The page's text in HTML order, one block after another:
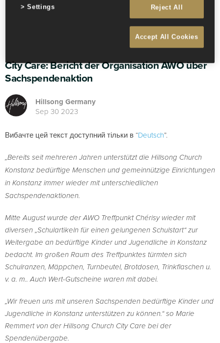
City Care: Bericht der Organisation AWO über
Sachspendenaktion
Hillsong Germany
Sep 30 2023
Вибачте цей текст доступний тільки в “Deutsch”.
„Bereits seit mehreren Jahren unterstützt die Hillsong Church
Konstanz bedürftige Menschen und gemeinnützige Einrichtungen
in Konstanz immer wieder mit unterschiedlichen
Sachspendenaktionen.
Mitte August wurde der AWO Treffpunkt Chérisy wieder mit
diversen „Schulartikeln für einen gelungenen Schulstart“ zur
Weitergabe an bedürftige Kinder und Jugendliche in Konstanz
bedacht. Im großen Raum des Treffpunktes türmten sich
Schulranzen, Mäppchen, Turnbeutel, Brotdosen, Trinkflaschen u.
v. a. m.. Auch Wert-Gutscheine waren mit dabei.
„Wir freuen uns mit unseren Sachspenden bedürftige Kinder und
Jugendliche in Konstanz unterstützen zu können.“ so Marie
Remmert von der Hillsong Church City Care bei der
Spendenübergabe.
Reject All
Accept All Cookies
Settings